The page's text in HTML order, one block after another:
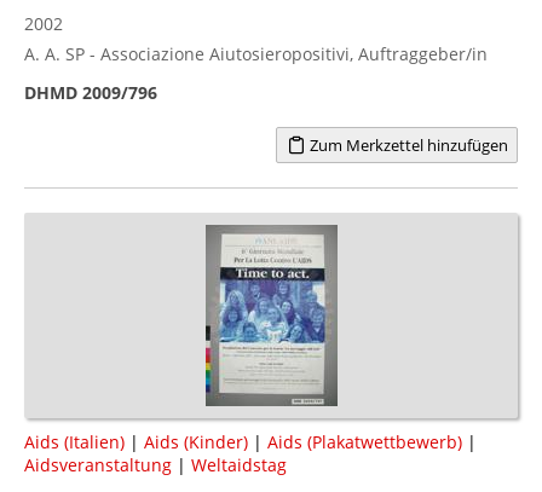
2002
A. A. SP - Associazione Aiutosieropositivi, Auftraggeber/in
DHMD 2009/796
Zum Merkzettel hinzufügen
Aids (Italien) | Aids (Kinder) | Aids (Plakatwettbewerb) |
Aidsveranstaltung | Weltaidstag